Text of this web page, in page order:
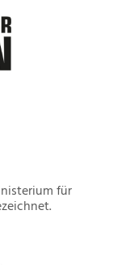
für